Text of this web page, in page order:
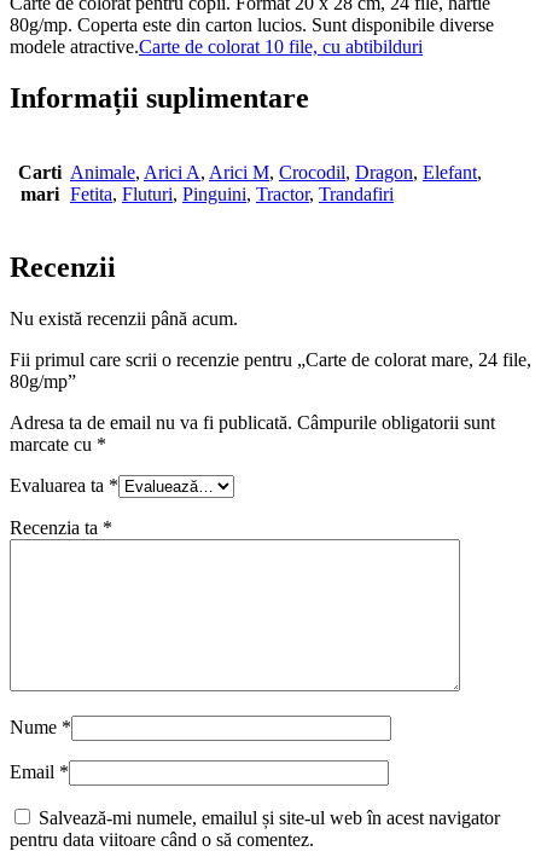
80g/mp. Coperta este din carton lucios. Sunt disponibile diverse
modele atractive.Carte de colorat 10 file, cu abtibilduri
Informații suplimentare
Carti
mari
Animale, Arici A, Arici M, Crocodil, Dragon, Elefant,
Fetita, Fluturi, Pinguini, Tractor, Trandafiri
Recenzii
Nu există recenzii până acum.
Fii primul care scrii o recenzie pentru „Carte de colorat mare, 24 file,
80g/mp”
Adresa ta de email nu va fi publicată. Câmpurile obligatorii sunt
marcate cu *
Evaluarea ta *
Recenzia ta *
Nume *
Email *
Salvează-mi numele, emailul și site-ul web în acest navigator
pentru data viitoare când o să comentez.